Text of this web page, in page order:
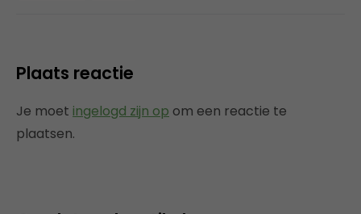
Plaats reactie
Je moet ingelogd zijn op om een reactie te
plaatsen.